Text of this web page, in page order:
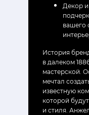
Декор
вашего
История
в далеком
мастерской.
мечтал
известную
которой
и стиля.